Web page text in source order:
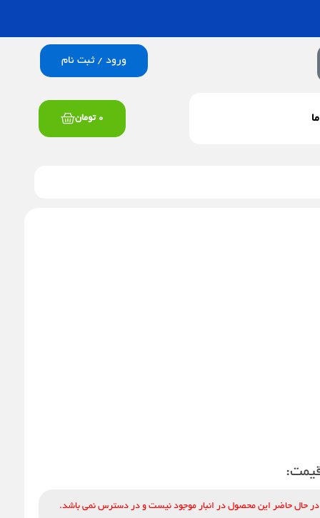
ورود / ثبت نام
0 تومانسبد
در حال حاضر این محصول در انبار موجود نیست و در دسترس نمی باشد.